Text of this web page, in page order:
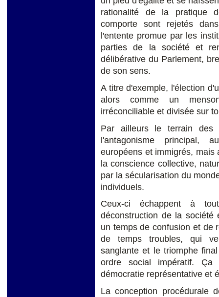
rationalité de la pratique
comporte sont rejetés
l'entente promue par les
parties de la société et
délibérative du Parlement,
de son sens.
A titre d'exemple, l'élection
alors comme un
irréconciliable et divisée sur
Par ailleurs le terrain des
l'antagonisme principal,
européens et immigrés,
la conscience collective,
par la sécularisation du
individuels.
Ceux-ci échappent à
déconstruction de la société
un temps de confusion et de
de temps troubles, qui
sanglante et le triomphe
ordre social impératif. Ça
démocratie représentative et
La conception procédurale